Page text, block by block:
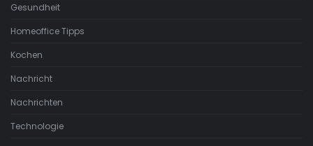
Gesundheit
Homeoffice Tipps
Kochen
Nachricht
Nachrichten
Technologie